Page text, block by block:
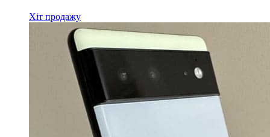
Хіт продажу